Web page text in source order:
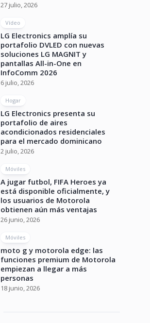
27 julio, 2026
Vídeo
LG Electronics amplía su
portafolio DVLED con nuevas
soluciones LG MAGNIT y
pantallas All-in-One en
InfoComm 2026
6 julio, 2026
Hogar
LG Electronics presenta su
portafolio de aires
acondicionados residenciales
para el mercado dominicano
2 julio, 2026
Móviles
A jugar futbol, FIFA Heroes ya
está disponible oficialmente, y
los usuarios de Motorola
obtienen aún más ventajas
26 junio, 2026
Móviles
moto g y motorola edge: las
funciones premium de Motorola
empiezan a llegar a más
personas
18 junio, 2026